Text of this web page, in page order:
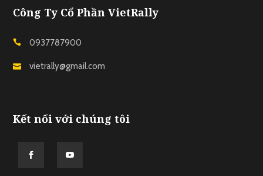
Công Ty Cổ Phần VietRally
0937787900
vietrally@gmail.com
Kết nối với chúng tôi